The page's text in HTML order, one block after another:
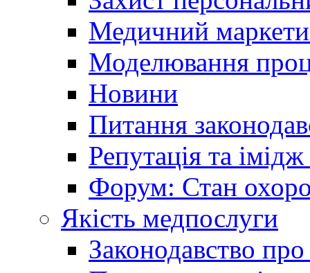
Медичний
Моделювання
Новини
Питання
Репутація та
Форум: Стан
Якість медпослуги
Законодавство